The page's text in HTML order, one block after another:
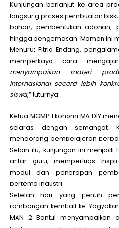
Kunjungan berlanjut ke area
langsung proses pembuatan
bahan, pembentukan adonan,
hingga pengemasan. Momen ini
Menurut Fitria Endang,
memperkaya cara
menyampaikan materi
internasional secara lebih
siswa,” tuturnya.
Ketua MGMP Ekonomi MA DIY
selaras dengan semangat
mendorong pembelajaran
Selain itu, kunjungan ini
antar guru, memperluas
modul dan penerapan
bertema industri.
Setelah hari yang penuh
rombongan kembali ke
MAN 2 Bantul menyampaikan